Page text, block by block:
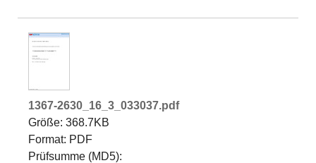
1367-2630_16_3_033037.pdf
Größe: 368.7KB
Format: PDF
Prüfsumme (MD5):